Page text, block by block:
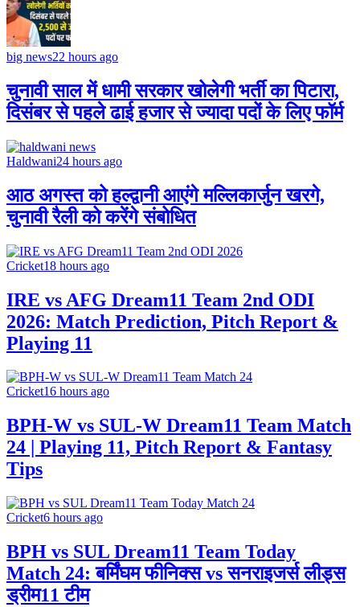
big news22 hours ago
चुनावी साल में धामी सरकार खोलेगी भर्ती का पिटारा,
दिसंबर से पहले ढाई हजार से ज्यादा पदों के लिए फॉर्म
Haldwani24 hours ago
आठ अगस्त को हल्द्वानी आएंगे मल्लिकार्जुन खरगे,
चुनावी रैली को करेंगे संबोधित
Cricket18 hours ago
IRE vs AFG Dream11 Team 2nd ODI
2026: Match Prediction, Pitch Report &
Playing 11
Cricket16 hours ago
BPH-W vs SUL-W Dream11 Team Match
24 | Playing 11, Pitch Report & Fantasy
Tips
Cricket6 hours ago
BPH vs SUL Dream11 Team Today
Match 24: बर्मिंघम फीनिक्स vs सनराइजर्स लीड्स
ड्रीम11 टीम